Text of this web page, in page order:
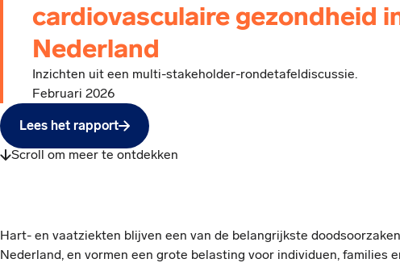
cardiovasculaire gezondheid
Nederland
Inzichten uit een multi-stakeholder-rondetafeldiscussie.
Februari 2026
Lees het rapport
Scroll om meer te ontdekken
Hart- en vaatziekten blijven een van de belangrijkste
Nederland, en vormen een grote belasting voor individuen, families